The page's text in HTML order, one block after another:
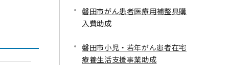
磐田市がん患者医療用補整具購
入費助成
磐田市小児・若年がん患者在宅
療養生活支援事業助成